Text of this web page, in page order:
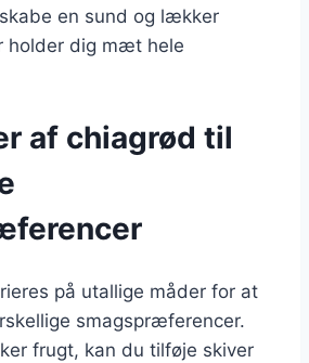
en sund og lækker
holder dig mæt hele
af chiagrød til
på utallige måder for at
smagspræferencer.
frugt, kan du tilføje skiver